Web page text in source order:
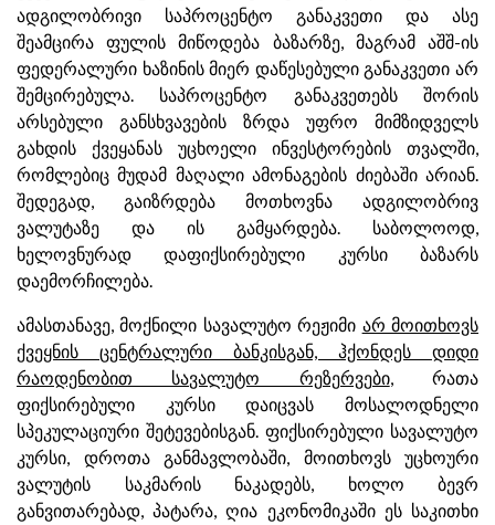
ადგილობრივი საპროცენტო განაკვეთი და ასე
შეამცირა ფულის მიწოდება ბაზარზე, მაგრამ აშშ-ის
ფედერალური ხაზინის მიერ დაწესებული განაკვეთი არ
შემცირებულა. საპროცენტო განაკვეთებს შორის
არსებული განსხვავების ზრდა უფრო მიმზიდველს
გახდის ქვეყანას უცხოელი ინვესტორების თვალში,
რომლებიც მუდამ მაღალი ამონაგების ძიებაში არიან.
შედეგად, გაიზრდება მოთხოვნა ადგილობრივ
ვალუტაზე და ის გამყარდება. საბოლოოდ,
ხელოვნურად დაფიქსირებული კურსი ბაზარს
დაემორჩილება.
ამასთანავე, მოქნილი სავალუტო რეჟიმი არ მოითხოვს
ქვეყნის ცენტრალური ბანკისგან, ჰქონდეს დიდი
რაოდენობით სავალუტო რეზერვები, რათა
ფიქსირებული კურსი დაიცვას მოსალოდნელი
სპეკულაციური შეტევებისგან. ფიქსირებული სავალუტო
კურსი, დროთა განმავლობაში, მოითხოვს უცხოური
ვალუტის საკმარის ნაკადებს, ხოლო ბევრ
განვითარებად, პატარა, ღია ეკონომიკაში ეს საკითხი